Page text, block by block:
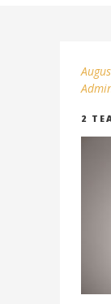
2